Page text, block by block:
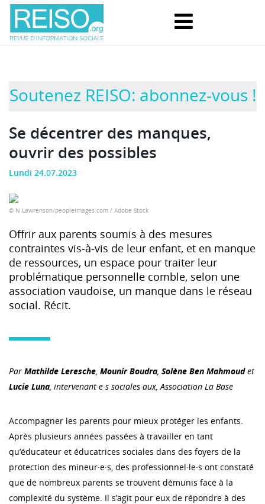
Soutenez REISO: abonnez-vous !
Se décentrer des manques,
ouvrir des possibles
Lundi 24.07.2023
© N Lawrenson/peopleimages.com / Adobe Stock
Offrir aux parents soumis à des mesures
contraintes vis-à-vis de leur enfant, et en manque
de ressources, un espace pour traiter leur
problématique personnelle comble, selon une
association vaudoise, un manque dans le réseau
social. Récit.
Par Mathilde Leresche, Mounir Boudra, Solène Ben Mahmoudet
Lucie Luna, intervenant·e·s sociales·aux, Association La Base
Accompagner les parents pour mieux protéger les enfants.
Après plusieurs années passées à travailler en tant
qu’éducateur et éducatrices sociales dans des foyers de la
protection des mineur·e·s, des professionnel·le·s ont constaté
que de nombreux parents se trouvent démunis face à la
complexité du système. Il s’agit pour eux de répondre à des